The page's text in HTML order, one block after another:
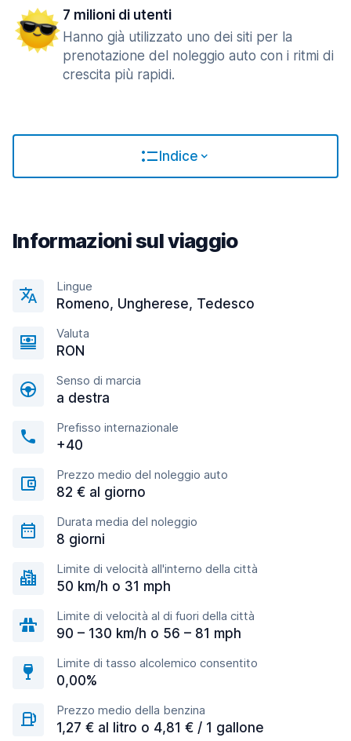
7 milioni di utenti
Hanno già utilizzato uno dei siti per la
prenotazione del noleggio auto con i ritmi di
crescita più rapidi.
Indice
Informazioni sul viaggio
Lingue
Romeno, Ungherese, Tedesco
Valuta
RON
Senso di marcia
a destra
Prefisso internazionale
+40
Prezzo medio del noleggio auto
82 € al giorno
Durata media del noleggio
8 giorni
Limite di velocità all'interno della città
50 km/h o 31 mph
Limite di velocità al di fuori della città
90 – 130 km/h o 56 – 81 mph
Limite di tasso alcolemico consentito
0,00%
Prezzo medio della benzina
1,27 € al litro o 4,81 € / 1 gallone